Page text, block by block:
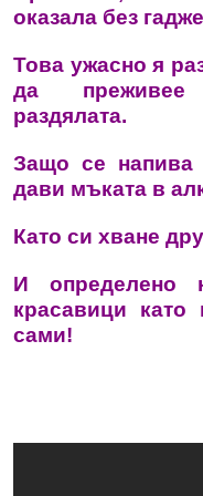
оказала без
Това ужасно я
да преживее
раздялата.
Защо се напива
дави мъката в
Като си хване
И определено
красавици като
сами!